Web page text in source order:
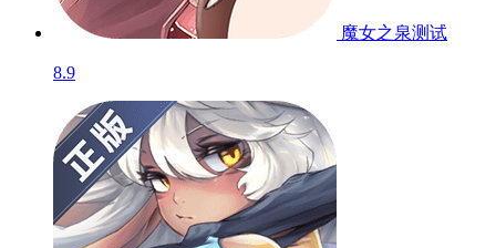
魔女之泉测试
8.9